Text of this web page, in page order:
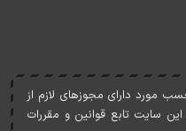
مورد دارای مجوزهای لازم از
سايت تابع قوانين و مقررات